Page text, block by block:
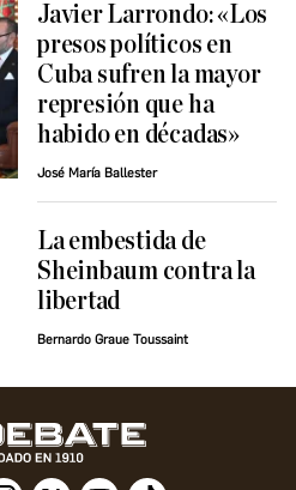
Javier Larrondo: «Los
presos políticos en
Cuba sufren la mayor
represión que ha
habido en décadas»
José María Ballester
La embestida de
Sheinbaum contra la
libertad
Bernardo Graue Toussaint